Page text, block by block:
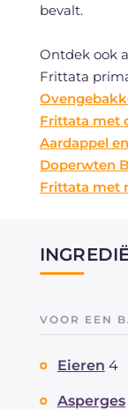
bevalt.
Ontdek ook
Frittata
Frittata met
Aardappel
Doperwten
Frittata met
VOOR EEN
Eieren 4
Asperges